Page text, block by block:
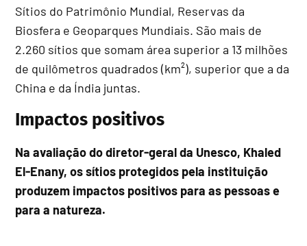
Sítios do Patrimônio Mundial, Reservas da
Biosfera e Geoparques Mundiais. São mais de
2.260 sítios que somam área superior a 13 milhões
de quilômetros quadrados (km²), superior que a da
China e da Índia juntas.
Impactos positivos
Na avaliação do diretor-geral da Unesco, Khaled
El-Enany, os sítios protegidos pela instituição
produzem impactos positivos para as pessoas e
para a natureza.